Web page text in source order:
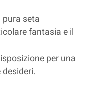
seta
fantasia e il
per una